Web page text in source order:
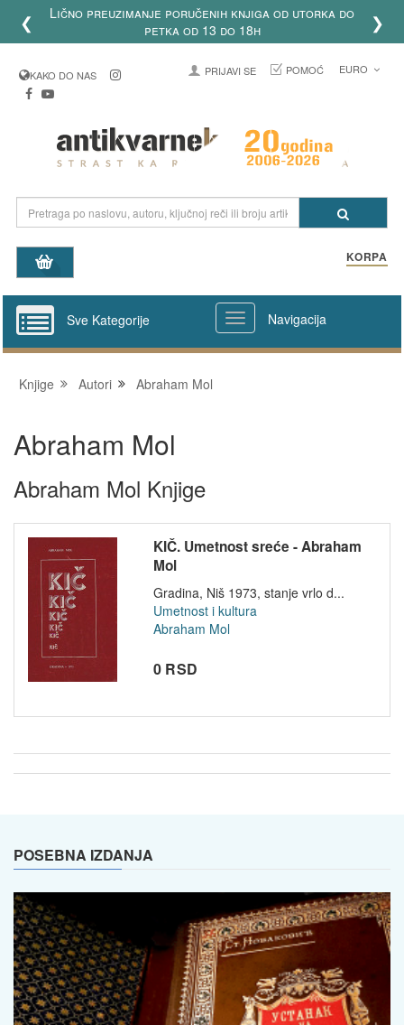
❮
Lično preuzimanje poručenih knjiga od utorka do
petka od 13 do 18h
❯
KAKO DO NAS PRIJAVI SE POMOĆ EURO
KORPA
Sve Kategorije Navigacija
Knjige Autori Abraham Mol
Abraham Mol
Abraham Mol Knjige
KIČ. Umetnost sreće - Abraham
Mol
Gradina, Niš 1973, stanje vrlo d...
Umetnost i kultura
Abraham Mol
0 RSD
POSEBNA IZDANJA